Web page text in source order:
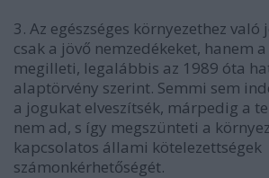
3. Az egészséges környezethez
csak a jövő nemzedékeket, hanem
megilleti, legalábbis az 1989 óta
alaptörvény szerint. Semmi sem
a jogukat elveszítsék, márpedig a
nem ad, s így megszünteti a
kapcsolatos állami kötelezettségek
számonkérhetőségét.